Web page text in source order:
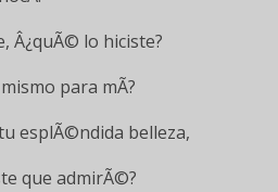
Â¿quÃ© lo hiciste?
para mÃ­?
esplÃ©ndida belleza,
que admirÃ©?